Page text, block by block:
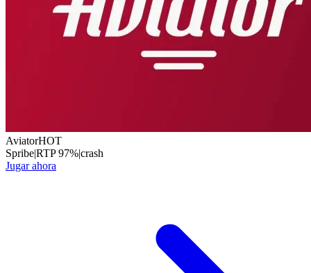
AviatorHOT
Spribe|RTP97%|crash
Jugar ahora